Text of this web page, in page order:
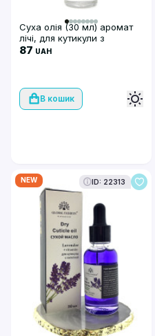
Суха олія (30 мл) аромат
лічі, для кутикули з
піпеткою, Global Fashion
87 UAH
В кошик
NEW ID: 22313